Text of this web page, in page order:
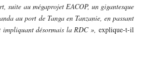
suite au mégaprojet EACOP, un gigantesque
au port de Tanga en Tanzanie, en passant
désormais la RDC », explique-t-il